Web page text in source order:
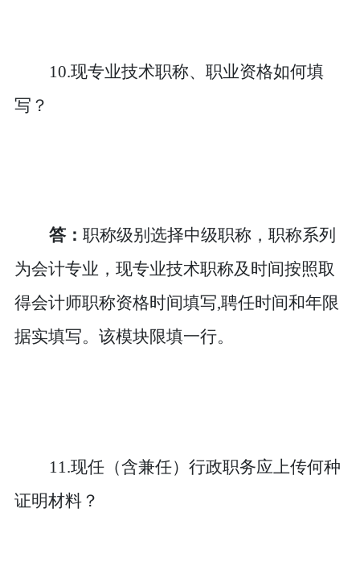
10.现专业技术职称、职业资格如何填
写？
答： 职称级别选择中级职称，职称系列
为会计专业，现专业技术职称及时间按照取
得会计师职称资格时间填写,聘任时间和年限
据实填写。该模块限填一行。
11.现任（含兼任）行政职务应上传何种
证明材料？